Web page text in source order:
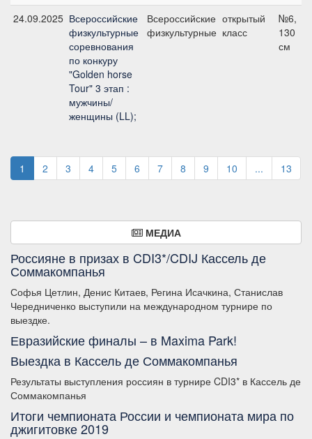
24.09.2025 Всероссийские
физкультурные
соревнования
по конкуру
"Golden horse
Tour" 3 этап :
мужчины/
женщины (LL);
Всероссийские
физкультурные
открытый
класс
№6,
130
см
1 2 3 4 5 6 7 8 9 10 ... 13
МЕДИА
Россияне в призах в CDI3*/CDIJ Кассель де
Соммакомпанья
Софья Цетлин, Денис Китаев, Регина Исачкина, Станислав
Чередниченко выступили на международном турнире по
выездке.
Евразийские финалы – в Maxima Park!
Выездка в Кассель де Соммакомпанья
Результаты выступления россиян в турнире CDI3* в Кассель де
Соммакомпанья
Итоги чемпионата России и чемпионата мира по
джигитовке 2019